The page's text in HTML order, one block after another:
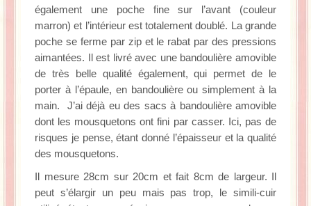
également une poche fine sur l’avant (couleur
marron) et l’intérieur est totalement doublé. La grande
poche se ferme par zip et le rabat par des pressions
aimantées. Il est livré avec une bandoulière amovible
de très belle qualité également, qui permet de le
porter à l’épaule, en bandoulière ou simplement à la
main. J’ai déjà eu des sacs à bandoulière amovible
dont les mousquetons ont fini par casser. Ici, pas de
risques je pense, étant donné l’épaisseur et la qualité
des mousquetons.
Il mesure 28cm sur 20cm et fait 8cm de largeur. Il
peut s’élargir un peu mais pas trop, le simili-cuir